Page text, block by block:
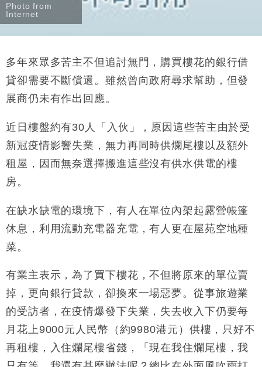
Photo from
Internet
多年來眾多苦主不但追討無門，購買樓花的銀行借
貸卻需要不斷償還。雖然曾向政府尋求幫助，但發
展商仍未有作出回應。
近日樓盤約有30 人「入伙」，原因這些苦主由於受
新冠疫情影響失業，無力再同時供爛尾樓以及額外
租屋，因而無奈選擇搬進這些沒有供水供電的樓
房。
在缺水缺電的環境下，有人在單位內架起露營帳篷
休息，利用流動充電器充電，有人更在屋苑空地種
菜。
有業主表示，為了買下樓花，不但將原來的單位賣
掉，更向銀行貸款，卻換來一場惡夢。從事旅遊業
的受訪者，在疫情爆發下失業，失去收入下仍要每
月花上9000元人民幣（約9980港元）供樓，只好不
再租樓，入住爛尾樓省錢，「現在我住爛尾樓，我